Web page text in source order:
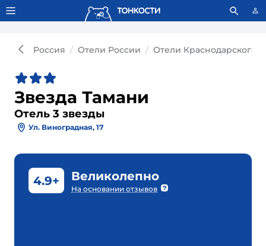
Тонкости используют сookie-файлы. Что это значит?
Россия Отели России Отели Краснодарского
Звезда Тамани
Отель 3 звезды
Ул. Виноградная, 17
4.9+ Великолепно
На основании отзывов